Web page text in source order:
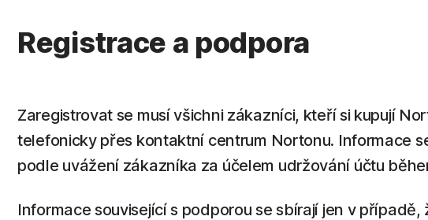
Registrace a podpora
Zaregistrovat se musí všichni zákazníci, kteří si kupují
telefonicky přes kontaktní centrum Nortonu. Informace
podle uvážení zákazníka za účelem udržování účtu
Informace související s podporou se sbírají jen v